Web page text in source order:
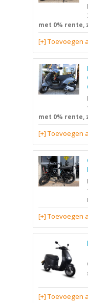
met 0% rente,
[+] Toevoegen
met 0% rente,
[+] Toevoegen
[+] Toevoegen
[+] Toevoegen